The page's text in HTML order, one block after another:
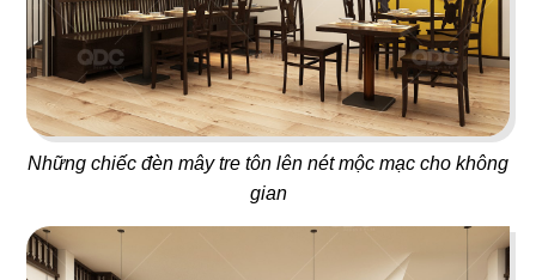
Những chiếc đèn mây tre tôn lên nét mộc mạc cho không
gian
61
Nhà hàng Mì Soba
62
VIETNAM HOUSE
Nhà hàng Việt